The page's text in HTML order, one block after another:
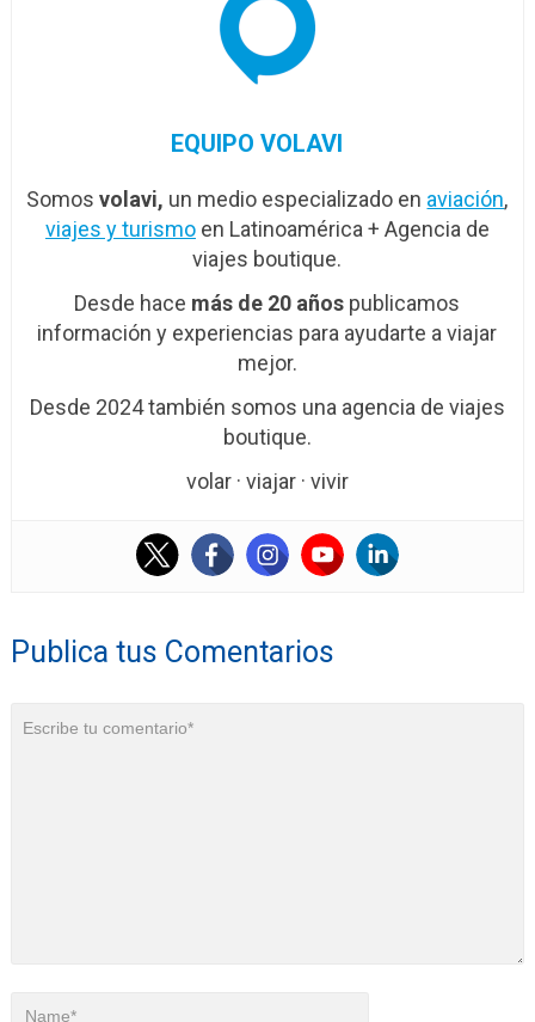
EQUIPO VOLAVI
Somosvolavi, un medio especializado en aviación,
viajes y turismoen Latinoamérica + Agencia de
viajes boutique.
Desde hace más de 20 años publicamos
información y experiencias para ayudarte a viajar
mejor.
Desde 2024 también somos una agencia de viajes
boutique.
volar · viajar · vivir
Publica tus Comentarios